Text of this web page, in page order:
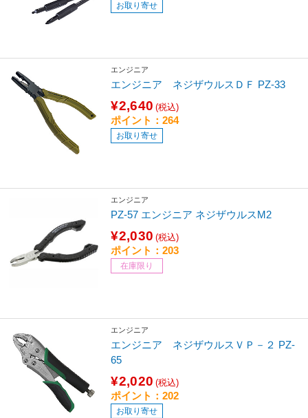
お取り寄せ
エンジニア
エンジニア ネジザウルスＤＦ PZ-33
¥2,640 (税込)
ポイント：264
お取り寄せ
エンジニア
PZ-57 エンジニア ネジザウルスM2
¥2,030 (税込)
ポイント：203
在庫限り
エンジニア
エンジニア ネジザウルスＶＰ－２ PZ-
65
¥2,020 (税込)
ポイント：202
お取り寄せ